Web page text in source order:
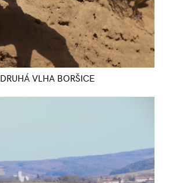
DRUHÁ VLHA BORŠICE